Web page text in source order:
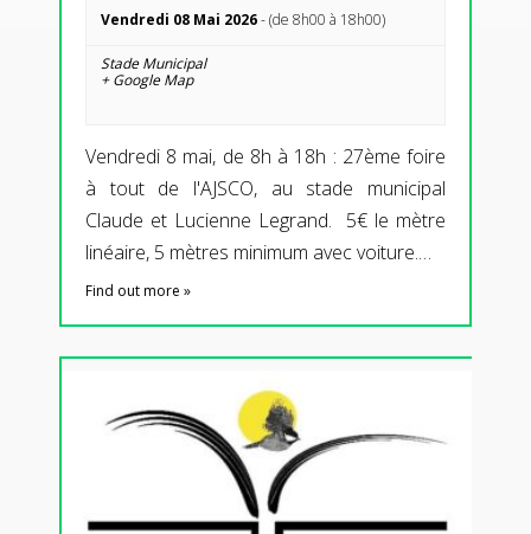
Vendredi 08 Mai 2026- (de 8h00 à 18h00)
Stade Municipal
+ Google Map
Vendredi 8 mai, de 8h à 18h : 27ème foire
à tout de l'AJSCO, au stade municipal
Claude et Lucienne Legrand. 5€ le mètre
linéaire, 5 mètres minimum avec voiture.…
Find out more »